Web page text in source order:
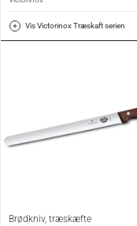
Vis Victorinox Træskaft serien
Brødkniv, træskæfte